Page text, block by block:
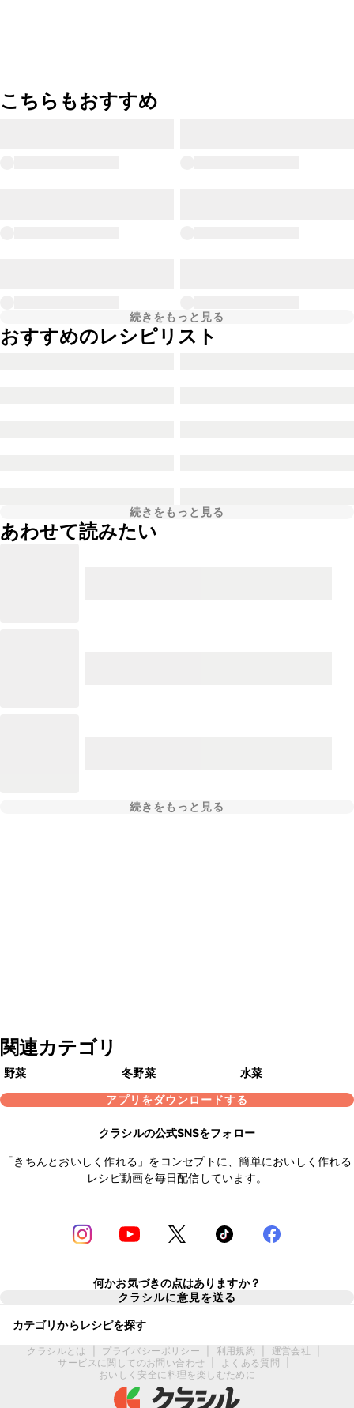
こちらもおすすめ
続きをもっと見る
おすすめのレシピリスト
続きをもっと見る
あわせて読みたい
続きをもっと見る
関連カテゴリ
野菜 冬野菜
水菜
アプリをダウンロードする
クラシルの公式SNSをフォロー
「きちんとおいしく作れる」をコンセプトに、簡単においしく作れる
レシピ動画を毎日配信しています。
何かお気づきの点はありますか？
クラシルに意見を送る
カテゴリからレシピを探す
クラシルとは プライバシーポリシー 利用規約 運営会社
サービスに関してのお問い合わせ
よくある質問
おいしく安全に料理を楽しむために